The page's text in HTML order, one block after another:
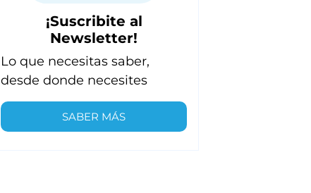
¡Suscribite al
Newsletter!
Lo que necesitas saber,
desde donde necesites
SABER MÁS